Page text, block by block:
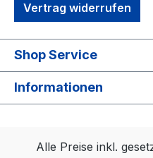
Vertrag widerrufen
Shop Service
Informationen
Alle Preise inkl.